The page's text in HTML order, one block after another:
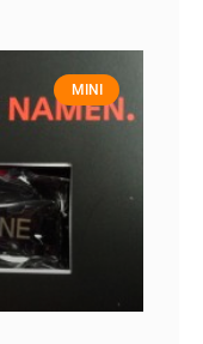
MINI